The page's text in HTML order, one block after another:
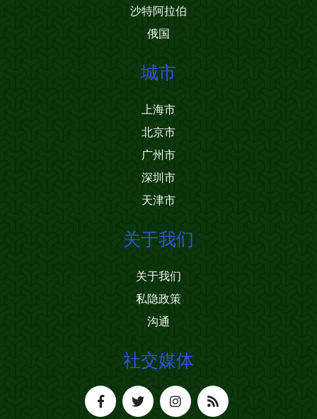
沙特阿拉伯
俄国
城市
上海市
北京市
广州市
深圳市
天津市
关于我们
关于我们
私隐政策
沟通
社交媒体